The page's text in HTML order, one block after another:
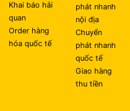
Khai báo hải
quan
Order hàng
hóa quốc tế
phát nhanh
nội địa
Chuyển
phát nhanh
quốc tế
Giao hàng
thu tiền